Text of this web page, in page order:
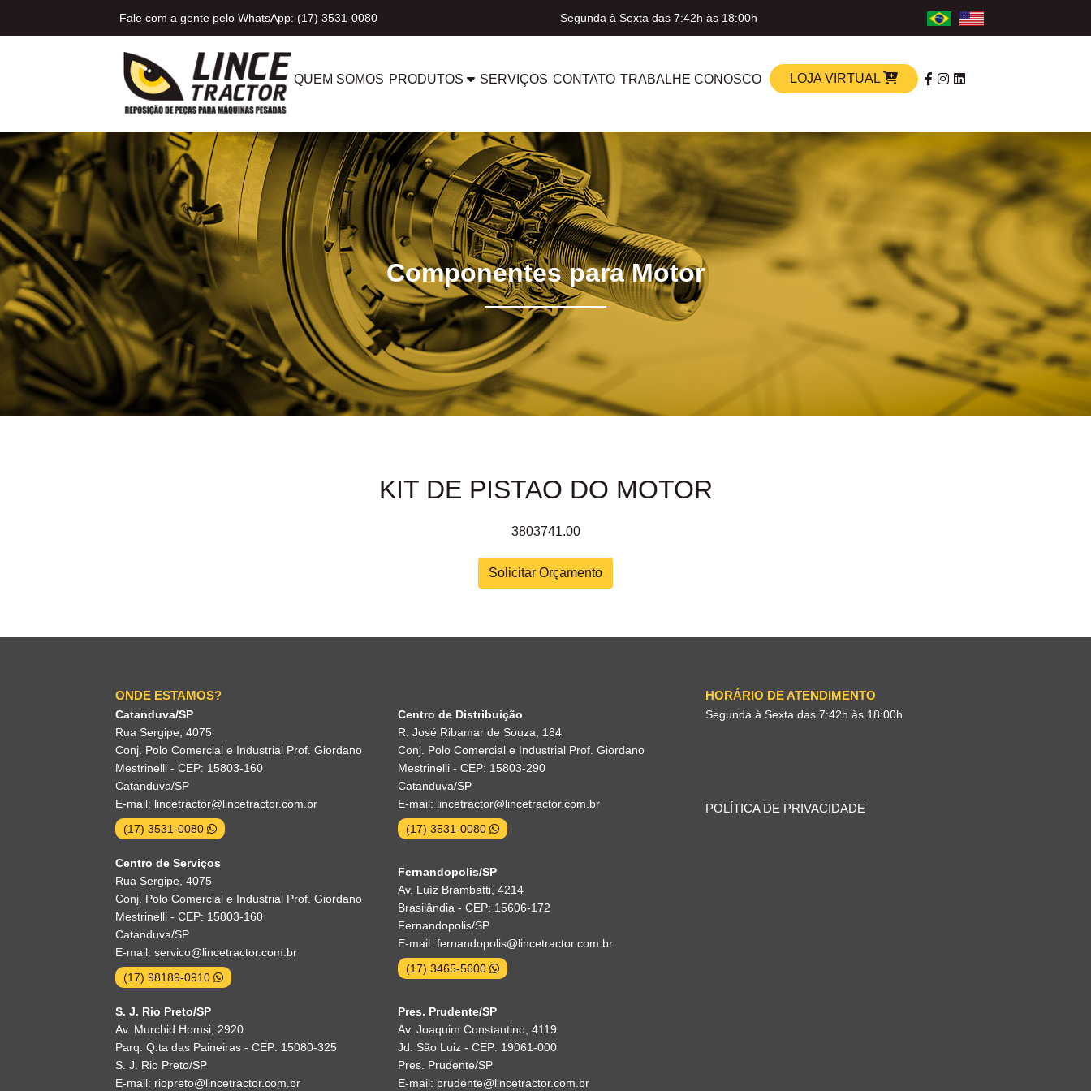
Fale com a gente pelo WhatsApp: (17) 3531-0080 Segunda à Sexta das 7:42h às 18:00h
QUEM SOMOS PRODUTOS SERVIÇOS CONTATO TRABALHE CONOSCO LOJA VIRTUAL
Componentes para Motor
KIT DE PISTAO DO MOTOR
3803741.00
Solicitar Orçamento
ONDE ESTAMOS?
Catanduva/SP
Rua Sergipe, 4075
Conj. Polo Comercial e Industrial Prof. Giordano
Mestrinelli - CEP: 15803-160
Catanduva/SP
E-mail: lincetractor@lincetractor.com.br
(17) 3531-0080
Centro de Distribuição
R. José Ribamar de Souza, 184
Conj. Polo Comercial e Industrial Prof. Giordano
Mestrinelli - CEP: 15803-290
Catanduva/SP
E-mail: lincetractor@lincetractor.com.br
(17) 3531-0080
Centro de Serviços
Rua Sergipe, 4075
Conj. Polo Comercial e Industrial Prof. Giordano
Mestrinelli - CEP: 15803-160
Catanduva/SP
E-mail: servico@lincetractor.com.br
(17) 98189-0910
Fernandopolis/SP
Av. Luíz Brambatti, 4214
Brasilândia - CEP: 15606-172
Fernandopolis/SP
E-mail: fernandopolis@lincetractor.com.br
(17) 3465-5600
S. J. Rio Preto/SP
Av. Murchid Homsi, 2920
Parq. Q.ta das Paineiras - CEP: 15080-325
S. J. Rio Preto/SP
E-mail: riopreto@lincetractor.com.br
Pres. Prudente/SP
Av. Joaquim Constantino, 4119
Jd. São Luiz - CEP: 19061-000
Pres. Prudente/SP
E-mail: prudente@lincetractor.com.br
HORÁRIO DE ATENDIMENTO
Segunda à Sexta das 7:42h às 18:00h
POLÍTICA DE PRIVACIDADE